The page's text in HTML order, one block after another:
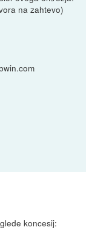
na zahtevo)
koncesij: